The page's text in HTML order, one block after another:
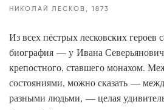
НИКОЛАЙ ЛЕСКОВ 1873
Из всех пёстрых лесковских героев
биография — у Ивана
крепостного, ставшего монахом.
состояниями, можно сказать —
разными людьми, — целая